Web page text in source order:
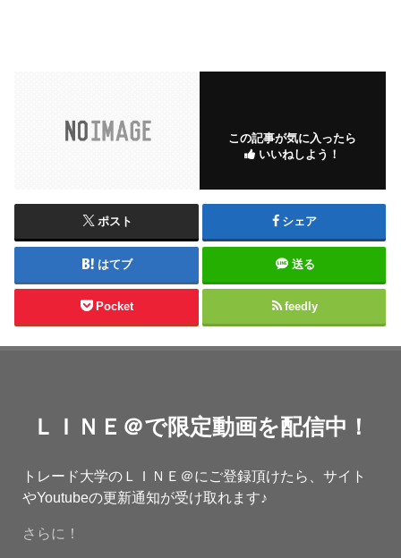
この記事が気に入ったら
いいねしよう！
ポスト シェア
はてブ 送る
Pocket feedly
ＬＩＮＥ＠で限定動画を配信中！
トレード大学のＬＩＮＥ＠にご登録頂けたら、サイト
やYoutubeの更新通知が受け取れます♪
さらに！